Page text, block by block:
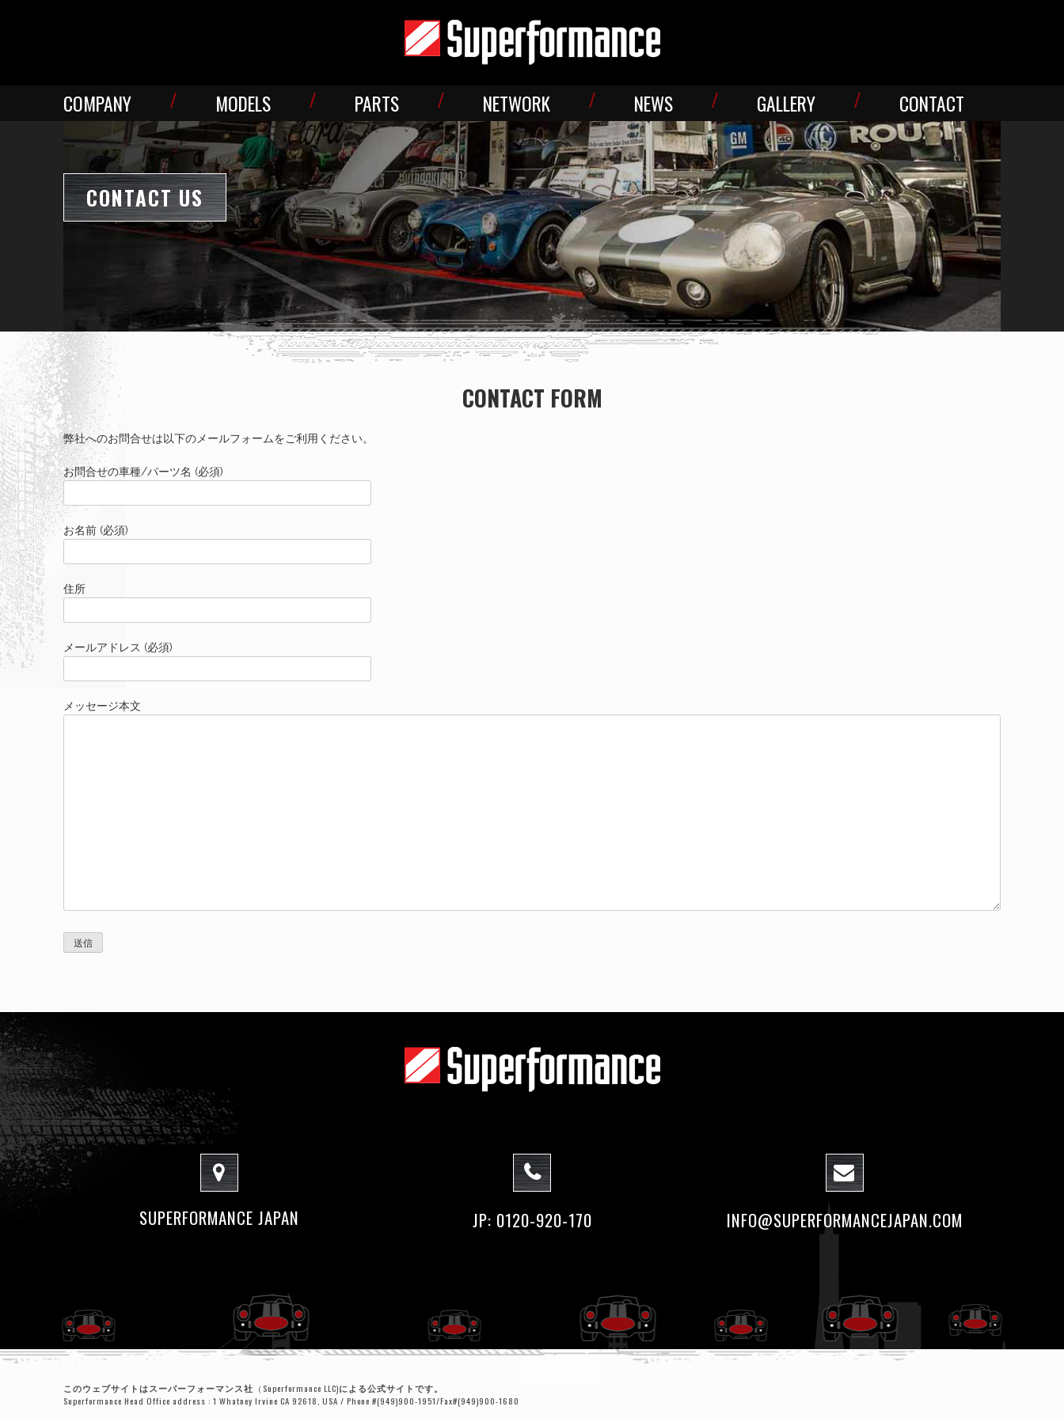
COMPANY MODELS PARTS NETWORK NEWS GALLERY CONTACT
CONTACT US
CONTACT FORM
弊社へのお問合せは以下のメールフォームをご利用ください。
お問合せの車種/パーツ名 (必須)
お名前 (必須)
住所
メールアドレス (必須)
メッセージ本文
SUPERFORMANCE JAPAN JP: 0120-920-170 INFO@SUPERFORMANCEJAPAN.COM
このウェブサイトはスーパーフォーマンス社 （Superformance LLC)による公式サイトです。
Superformance Head Office address : 1 Whatney Irvine CA 92618, USA / Phone #(949)900-1951/Fax#(949)900-1680